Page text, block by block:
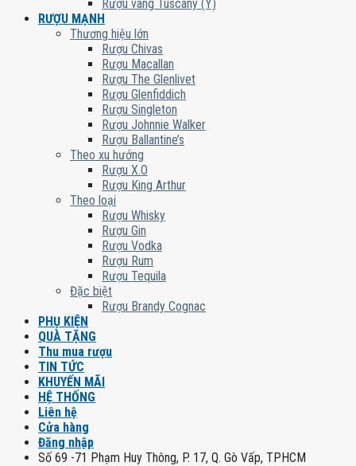
Rượu vang Tuscany (Ý)
RƯỢU MẠNH
Thương hiệu lớn
Rượu Chivas
Rượu Macallan
Rượu The Glenlivet
Rượu Glenfiddich
Rượu Singleton
Rượu Johnnie Walker
Rượu Ballantine’s
Theo xu hướng
Rượu X.O
Rượu King Arthur
Theo loại
Rượu Whisky
Rượu Gin
Rượu Vodka
Rượu Rum
Rượu Tequila
Đặc biệt
Rượu Brandy Cognac
PHỤ KIỆN
QUÀ TẶNG
Thu mua rượu
TIN TỨC
KHUYẾN MÃI
HỆ THỐNG
Liên hệ
Cửa hàng
Đăng nhập
Số 69 -71 Phạm Huy Thông, P. 17, Q. Gò Vấp, TPHCM